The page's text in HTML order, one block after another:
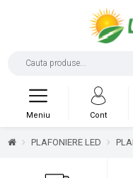
Cont
Meniu
PLAFONIERE LED